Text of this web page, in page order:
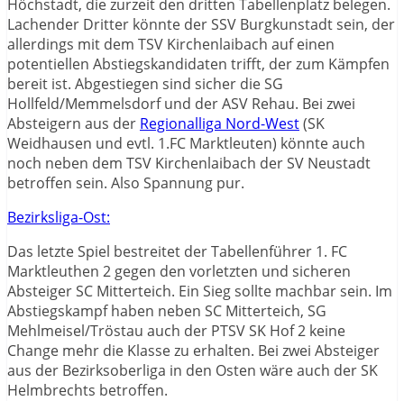
Höchstadt, die zurzeit den dritten Tabellenplatz belegen.
Lachender Dritter könnte der SSV Burgkunstadt sein, der
allerdings mit dem TSV Kirchenlaibach auf einen
potentiellen Abstiegskandidaten trifft, der zum Kämpfen
bereit ist. Abgestiegen sind sicher die SG
Hollfeld/Memmelsdorf und der ASV Rehau. Bei zwei
Absteigern aus der Regionalliga Nord-West(SK
Weidhausen und evtl. 1.FC Marktleuten) könnte auch
noch neben dem TSV Kirchenlaibach der SV Neustadt
betroffen sein. Also Spannung pur.
Bezirksliga-Ost:
Das letzte Spiel bestreitet der Tabellenführer 1. FC
Marktleuthen 2 gegen den vorletzten und sicheren
Absteiger SC Mitterteich. Ein Sieg sollte machbar sein. Im
Abstiegskampf haben neben SC Mitterteich, SG
Mehlmeisel/Tröstau auch der PTSV SK Hof 2 keine
Change mehr die Klasse zu erhalten. Bei zwei Absteiger
aus der Bezirksoberliga in den Osten wäre auch der SK
Helmbrechts betroffen.